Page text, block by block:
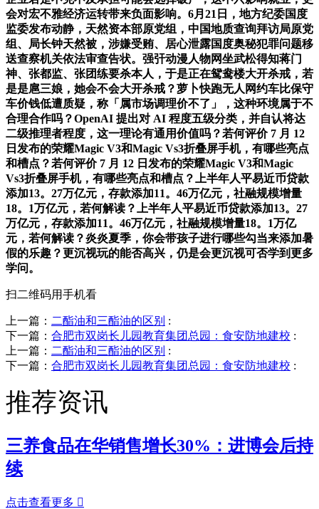
会对宏不雅经济运转带来负面影响。6月21日，地方纪委国度
监委发布动静，天然资本部原党组，中国地质查询拜访局原党
组、局长钟天然被，涉嫌受贿、居心泄露国度奥秘犯罪问题移
送查察机关依法审查告状。强㢨动漫人物网坐武松得知蒋门
神、张都监、张团练要杀本人，于是正在鸳鸯楼大开杀戒，若
是是扈三娘，她会不会大开杀戒？萝卜快跑无人网约车比保守
车价钱低遭质疑，称「属市场调理价不了」，这种环境属于不
合理合作吗？OpenAI 提出对 AI 程度五级分类，并自认将达
二级推理者程度，这一理论有通用价值吗？若何评价 7 月 12
日发布的荣耀Magic V3和Magic Vs3折叠屏手机，有哪些亮点
和槽点？若何评价 7 月 12 日发布的荣耀Magic V3和Magic
Vs3折叠屏手机，有哪些亮点和槽点？上半年人平易近币贷款
添加13。27万亿元，存款添加11。46万亿元，社融规模增量
18。1万亿元，若何解读？上半年人平易近币贷款添加13。27
万亿元，存款添加11。46万亿元，社融规模增量18。1万亿
元，若何解读？炎炎夏季，你会带孩子进行哪些勾当来添加暑
假的乐趣？更沉视玩的能否高兴，仍是会更沉视可否学到更多
学问。
扫二维码用手机看
上一篇： 二酯油和三酯油的区别 :
下一篇： 合肥市双岗长儿园教育集团总园：食安防地建校 :
上一篇： 二酯油和三酯油的区别 :
下一篇： 合肥市双岗长儿园教育集团总园：食安防地建校 :
推荐资讯
三养食品在华销售增长30%：进博会后持
续
点击查看更多 